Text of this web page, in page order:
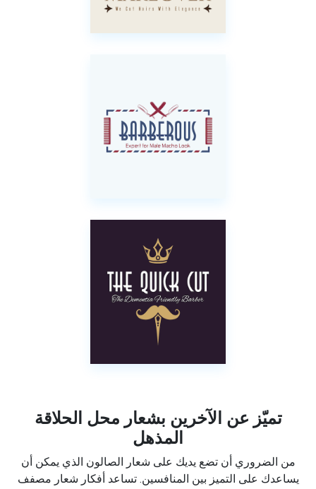
تميّز عن الآخرين بشعار محل الحلاقة
المذهل
من الضروري أن تضع يديك على شعار الصالون الذي يمكن أن
يساعدك على التميز بين المنافسين. تساعد أفكار شعار مصفف